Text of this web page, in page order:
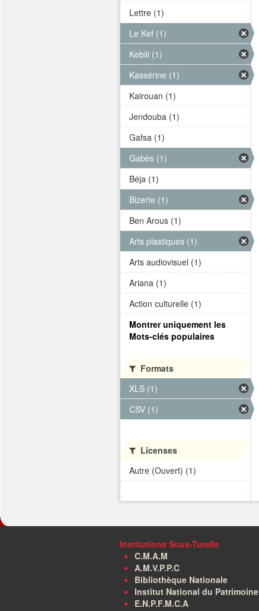
Lettre (1)
Le Kef (1)
Kebili (1)
Kassérine (1)
Kairouan (1)
Jendouba (1)
Gafsa (1)
Gabès (1)
Béja (1)
Bizerte (1)
Ben Arous (1)
Arts plastiques (1)
Arts audiovisuel (1)
Ariana (1)
Action culturelle (1)
Montrer uniquement les
Mots-clés populaires
Formats
XLS (1)
CSV (1)
Licenses
Autre (Ouvert) (1)
Institutions Sous-Tutelle
C.M.A.M
A.M.V.P.P.C
Bibliothèque Nationale
Institut National du Patrimoine
E.N.P.F.M.C.A